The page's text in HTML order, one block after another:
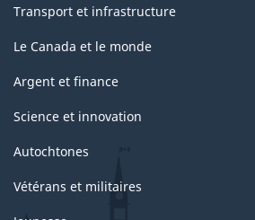
Transport et infrastructure
Le Canada et le monde
Argent et finance
Science et innovation
Autochtones
Vétérans et militaires